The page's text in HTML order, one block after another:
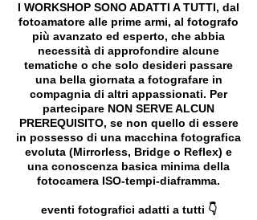
I WORKSHOP SONO ADATTI A TUTTI, dal
fotoamatore alle prime armi, al fotografo
più avanzato ed esperto, che abbia
necessità di approfondire alcune
tematiche o che solo desideri passare
una bella giornata a fotografare in
compagnia di altri appassionati. Per
partecipare NON SERVE ALCUN
PREREQUISITO, se non quello di essere
in possesso di una macchina fotografica
evoluta (Mirrorless, Bridge o Reflex) e
una conoscenza basica minima della
fotocamera ISO-tempi-diaframma.
eventi fotografici adatti a tutti 👇